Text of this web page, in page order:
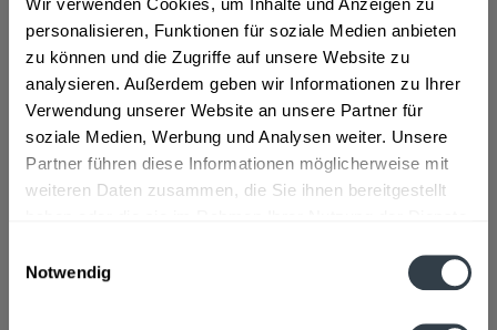
personalisieren, Funktionen für soziale Medien anbieten
zu können und die Zugriffe auf unsere Website zu
analysieren. Außerdem geben wir Informationen zu Ihrer
Verwendung unserer Website an unsere Partner für
soziale Medien, Werbung und Analysen weiter. Unsere
Partner führen diese Informationen möglicherweise mit
weiteren Daten zusammen, die Sie ihnen bereitgestellt
Notwendig
+6,36 € Pfand
In den Warenkorb
Artikel-Nr.:
37448
Verfügbar in: